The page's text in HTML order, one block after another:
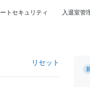
トセキュリティ 入退室管
リセット